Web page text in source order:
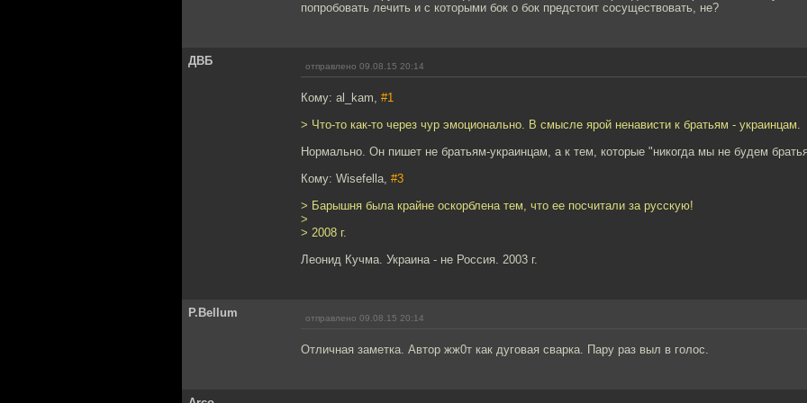
попробовать лечить и с которыми бок о бок предстоит сосуществовать, не?
ДВБ отправлено 09.08.15 20:14
Кому: al_kam, #1
> Что-то как-то через чур эмоционально. В смысле ярой ненависти к братьям - украинцам.
Нормально. Он пишет не братьям-украинцам, а к тем, которые "никогда мы не будем
Кому: Wisefella, #3
> Барышня была крайне оскорблена тем, что ее посчитали за русскую!
>
> 2008 г.
Леонид Кучма. Украина - не Россия. 2003 г.
P.Bellum отправлено 09.08.15 20:14
Отличная заметка. Автор жж0т как дуговая сварка. Пару раз выл в голос.